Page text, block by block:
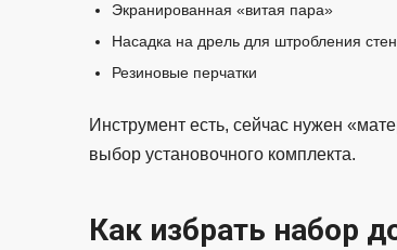
Экранированная «витая пара»
Насадка на дрель для штробления
Резиновые перчатки
Инструмент есть, сейчас нужен
выбор установочного комплекта.
Как избрать набор